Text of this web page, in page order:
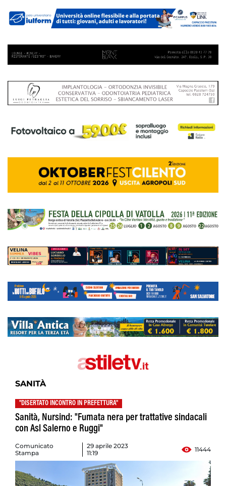
SANITÀ
"DISERTATO INCONTRO IN PREFETTURA"
Sanità, Nursind: "Fumata nera per trattative sindacali
con Asl Salerno e Ruggi"
Comunicato
Stampa
29 aprile 2023
11:19
11444